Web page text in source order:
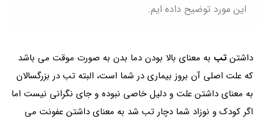
این مورد توضیح داده ایم.
داشتن تب به معنای بالا بودن دما بدن به صورت موقت می باشد
که علت اصلی آن بروز بیماری در شما است، البته تب در بزرگسالان
به معنای داشتن علت و دلیل خاصی نبوده و جای نگرانی نیست اما
اگر کودک و نوزاد شما دچار تب شد به معنای داشتن عفونت می